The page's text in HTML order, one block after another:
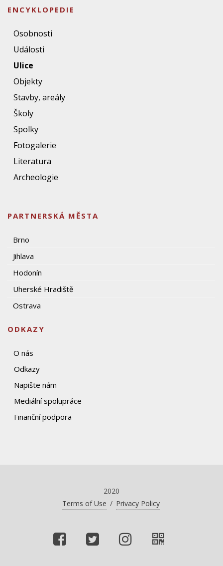
ENCYKLOPEDIE
Osobnosti
Události
Ulice
Objekty
Stavby, areály
Školy
Spolky
Fotogalerie
Literatura
Archeologie
PARTNERSKÁ MĚSTA
Brno
Jihlava
Hodonín
Uherské Hradiště
Ostrava
ODKAZY
O nás
Odkazy
Napište nám
Mediální spolupráce
Finanční podpora
2020
Terms of Use / Privacy Policy